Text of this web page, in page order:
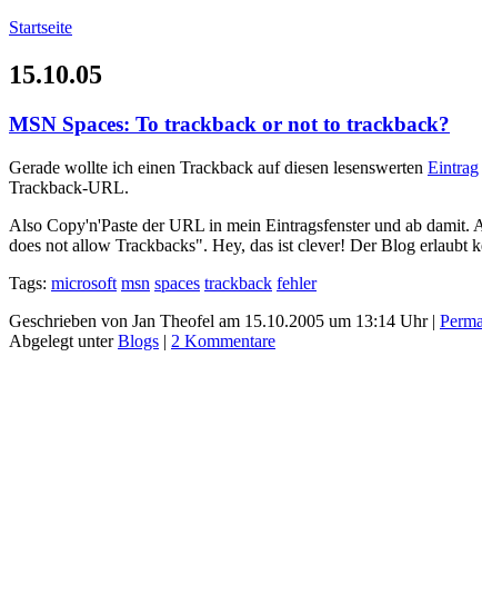
Startseite
15.10.05
MSN Spaces: To trackback or not to trackback?
Gerade wollte ich einen Trackback auf diesen lesenswerten Eintrag
Trackback-URL.
Also Copy'n'Paste der URL in mein Eintragsfenster und ab
does not allow Trackbacks". Hey, das ist clever! Der Blog erlaubt
Tags: microsoft msn spaces trackback fehler
Geschrieben von Jan Theofel am 15.10.2005 um 13:14 Uhr |
Abgelegt unterBlogs | 2 Kommentare